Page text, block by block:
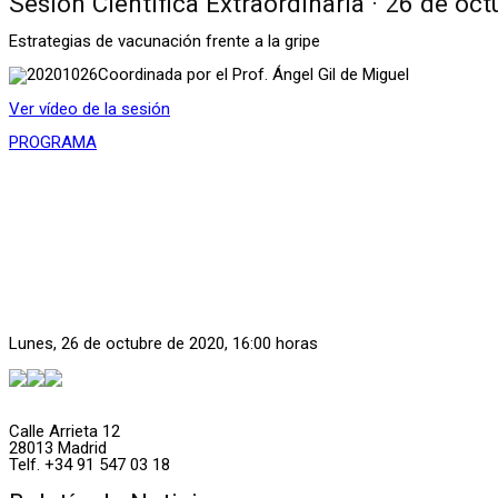
Estrategias de vacunación frente a la gripe
Coordinada por el Prof. Ángel Gil de Miguel
Ver vídeo de la sesión
PROGRAMA
Lunes, 26 de octubre de 2020, 16:00 horas
Calle Arrieta 12
28013 Madrid
Telf. +34 91 547 03 18